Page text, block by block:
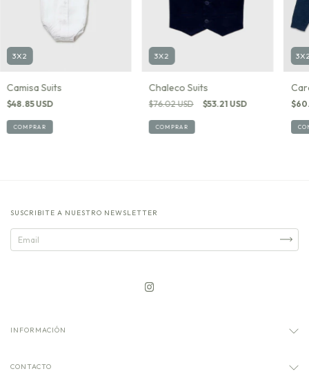
3X2
Camisa Suits
$48.85 USD
COMPRAR
3X2
Chaleco Suits
$76.02 USD $53.21 USD
COMPRAR
SUSCRIBITE A NUESTRO NEWSLETTER
INFORMACIÓN
CONTACTO